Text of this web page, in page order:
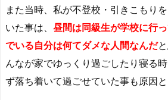
また当時、私が不登校・引きこもり
いた事は、 昼間は同級生が学校に行
でいる自分は何てダメな人間なんだ
んなが家でゆっくり過ごしたり寝る
ず落ち着いて過ごせていた事も原因と